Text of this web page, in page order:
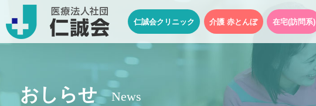
仁誠会クリニック 介護 赤とんぼ 在宅(訪問系)
おしらせ News